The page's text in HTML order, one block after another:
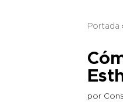
Portada
por